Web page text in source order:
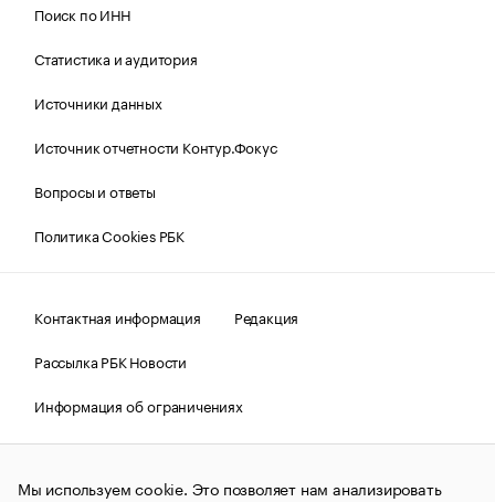
Поиск по ИНН
Статистика и аудитория
Источники данных
Источник отчетности Контур.Фокус
Вопросы и ответы
Политика Cookies РБК
Контактная информация
Редакция
Рассылка РБК Новости
Информация об ограничениях
Правовая информация
О соблюдении авторских прав
© АО «РОСБИЗНЕСКОНСАЛТИНГ»,1995–2026.Сообщения
Мы используем cookie. Это позволяет нам анализировать